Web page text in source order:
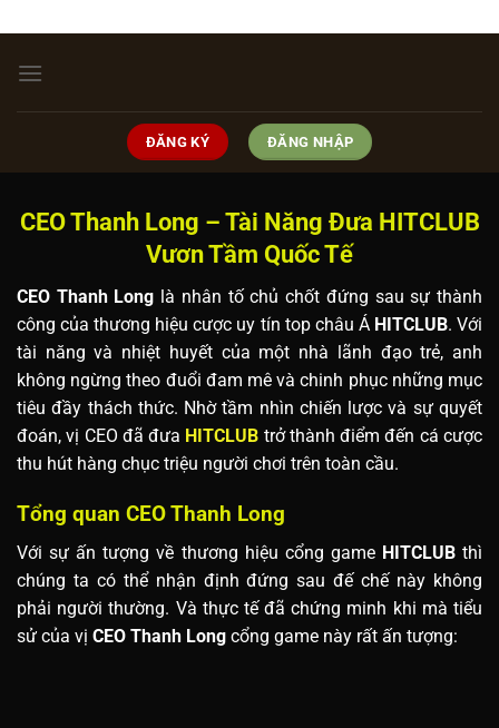
nội
ĐĂNG KÝ ĐĂNG NHẬP
CEO Thanh Long – Tài Năng Đưa HITCLUB
Vươn Tầm Quốc Tế
CEO Thanh Long là nhân tố chủ chốt đứng sau sự thành
công của thương hiệu cược uy tín top châu Á HITCLUB. Với
tài năng và nhiệt huyết của một nhà lãnh đạo trẻ, anh
không ngừng theo đuổi đam mê và chinh phục những mục
tiêu đầy thách thức. Nhờ tầm nhìn chiến lược và sự quyết
đoán, vị CEO đã đưa HITCLUB trở thành điểm đến cá cược
thu hút hàng chục triệu người chơi trên toàn cầu.
Tổng quan CEO Thanh Long
Với sự ấn tượng về thương hiệu cổng game HITCLUBthì
chúng ta có thể nhận định đứng sau đế chế này không
phải người thường. Và thực tế đã chứng minh khi mà tiểu
sử của vị CEO Thanh Long cổng game này rất ấn tượng: